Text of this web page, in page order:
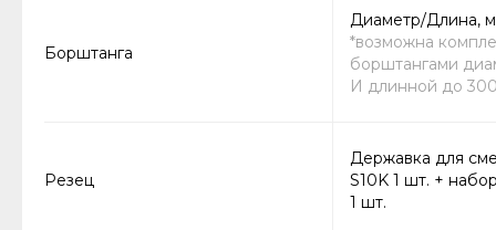
Борштанга
Диаметр/Длина,
*возможна
борштангами
И длинной до
Резец
Державка для
S10K 1 шт. +
1 шт.